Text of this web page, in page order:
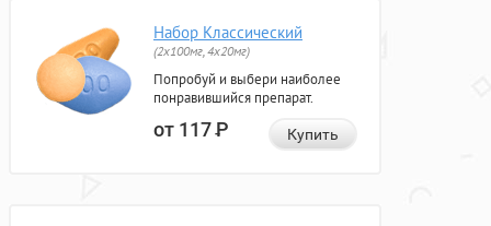
Набор Классический
(2x100мг, 4x20мг)
Попробуй и выбери наиболее
понравившийся препарат.
от 117Р Купить